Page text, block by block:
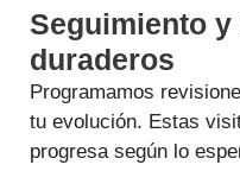
Seguimiento
duraderos
Programamos
tu evolución. Estas
progresa según lo